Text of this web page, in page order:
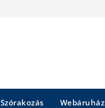
Szórakozás Webáruház